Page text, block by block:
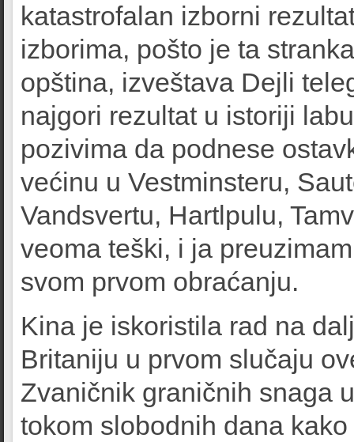
katastrofalan izborni
izborima, pošto je ta
opština, izveštava Dejli
najgori rezultat u istoriji
pozivima da podnese
većinu u Vestminsteru,
Vandsvertu, Hartlpulu,
veoma teški, i ja
svom prvom obraćanju.
Kina je iskoristila rad na
Britaniju u prvom slučaju
Zvaničnik graničnih snaga
tokom slobodnih dana